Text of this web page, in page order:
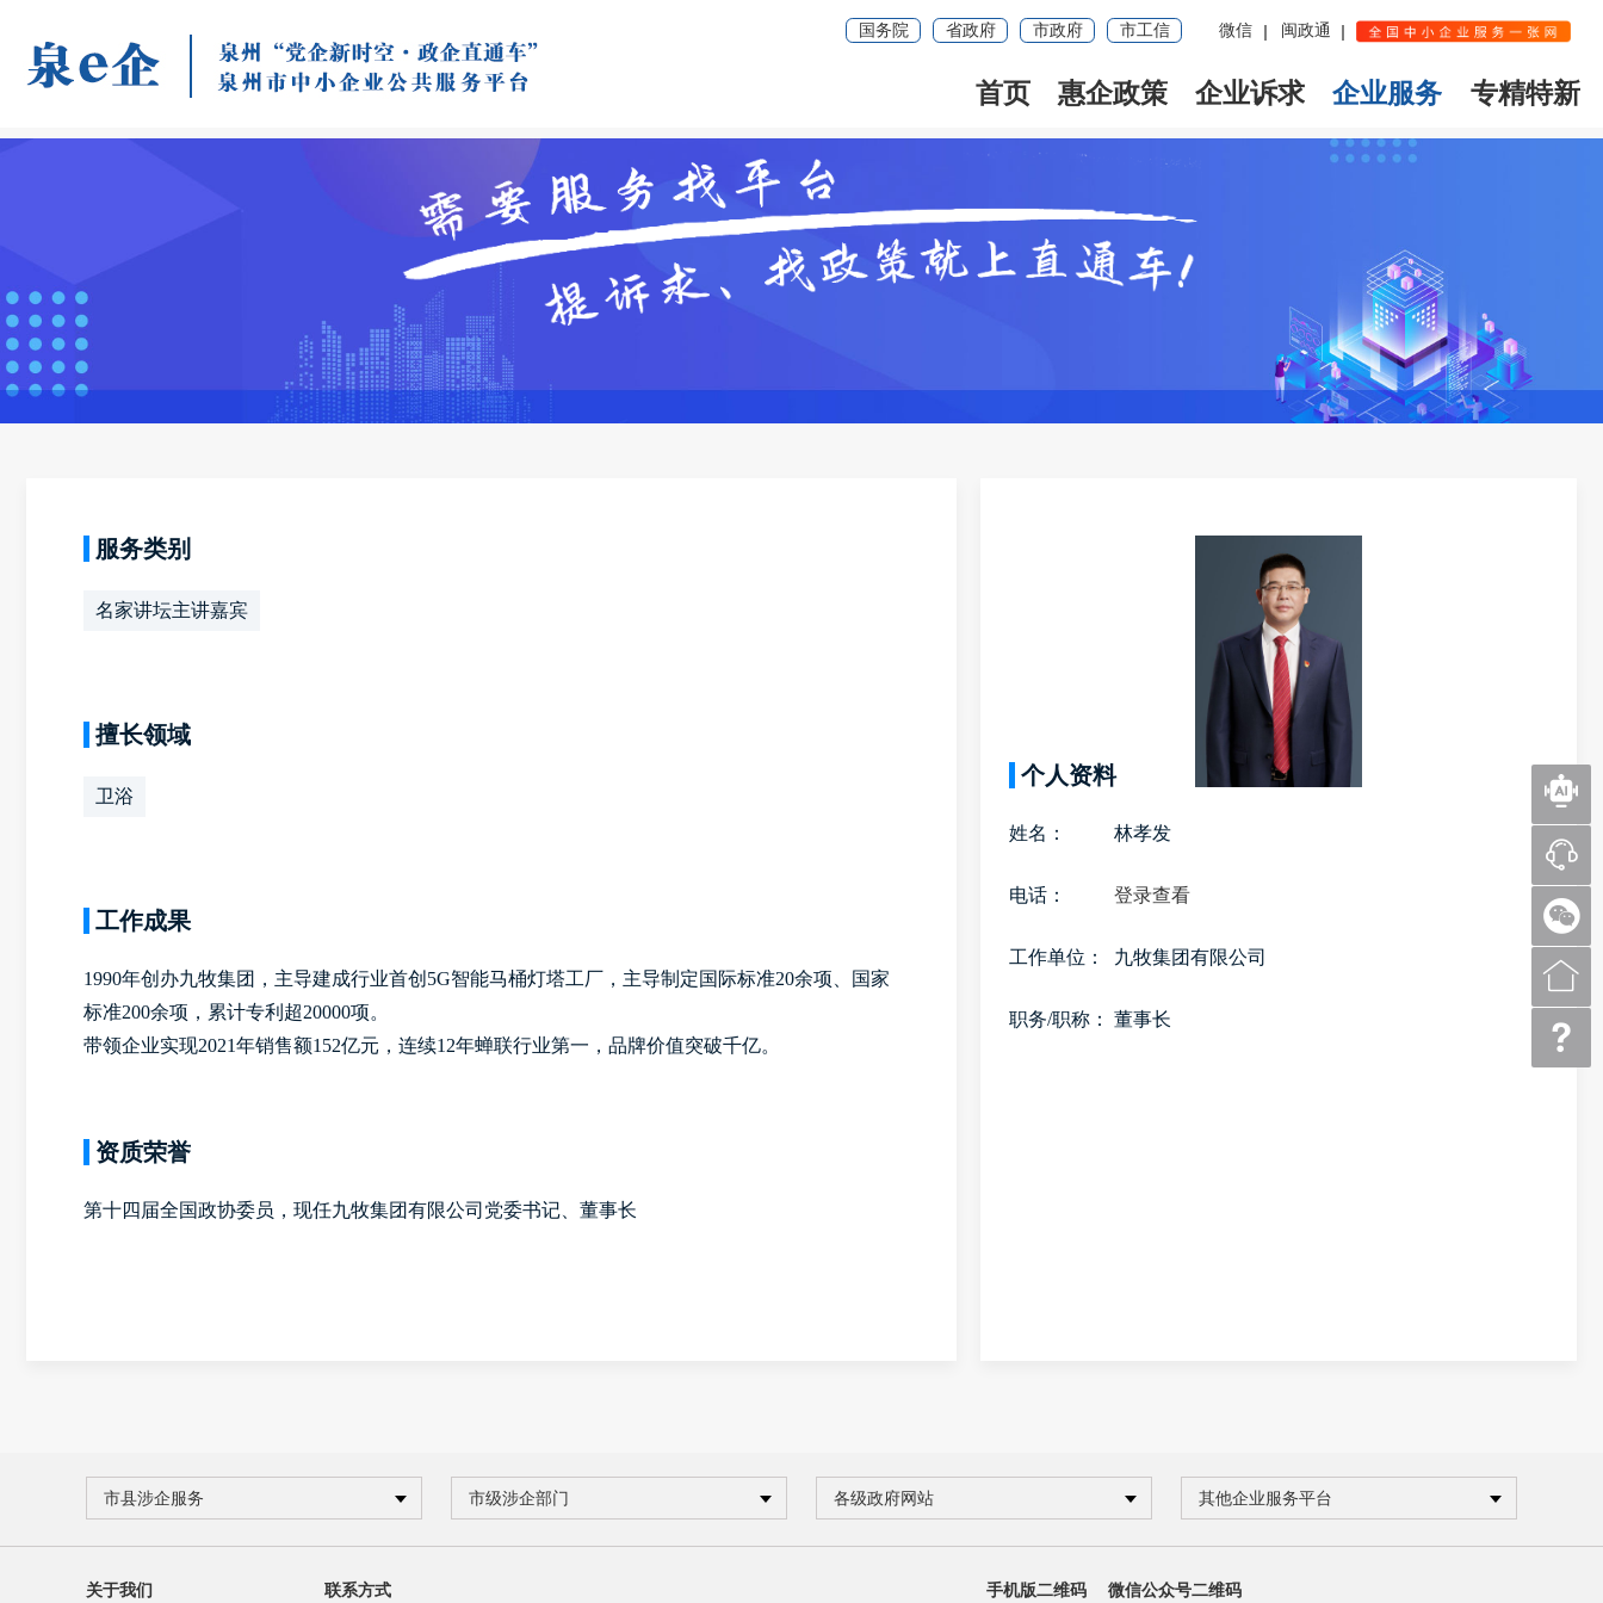
国务院 省政府 市政府 市工信 微信 闽政通
首页 惠企政策 企业诉求 企业服务 专精特新
服务类别
名家讲坛主讲嘉宾
擅长领域
卫浴
工作成果
1990年创办九牧集团，主导建成行业首创5G智能马桶灯塔工厂，主导制定国际标准20余项、国家
标准200余项，累计专利超20000项。
带领企业实现2021年销售额152亿元，连续12年蝉联行业第一，品牌价值突破千亿。
资质荣誉
第十四届全国政协委员，现任九牧集团有限公司党委书记、董事长
个人资料
姓名： 林孝发
电话： 登录查看
工作单位： 九牧集团有限公司
职务/职称： 董事长
市县涉企服务 市级涉企部门 各级政府网站 其他企业服务平台
关于我们 联系方式 手机版二维码 微信公众号二维码